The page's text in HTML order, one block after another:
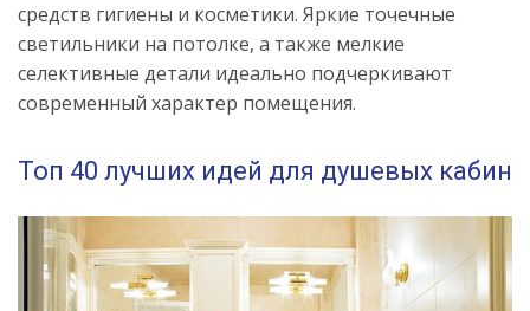
средств гигиены и косметики. Яркие точечные
светильники на потолке, а также мелкие
селективные детали идеально подчеркивают
современный характер помещения.
Топ 40 лучших идей для душевых кабин